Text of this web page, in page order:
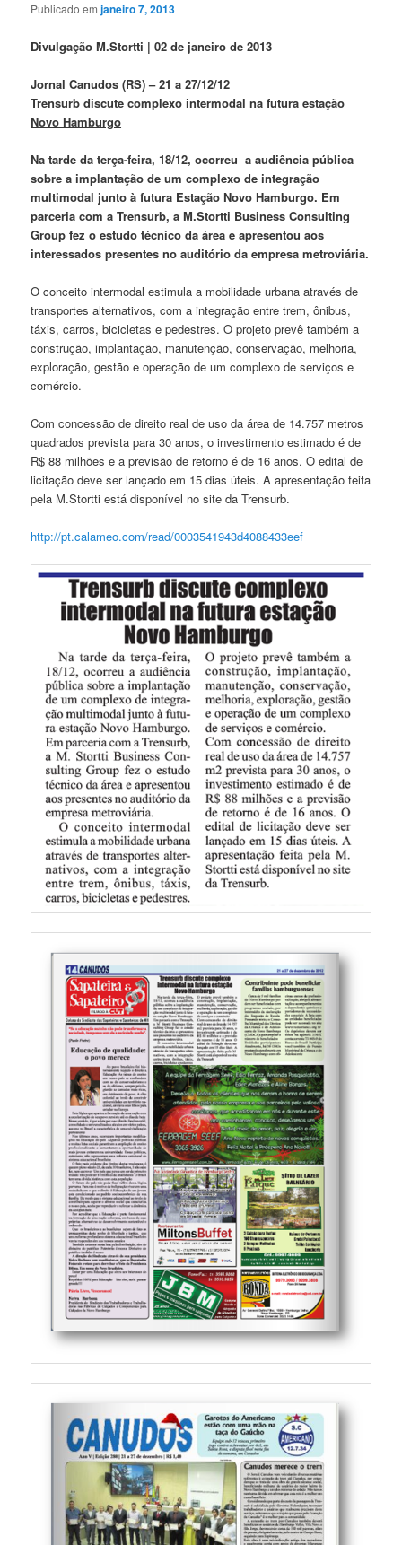
Publicado emjaneiro 7, 2013
Divulgação M.Stortti |02 de janeiro de 2013
Jornal Canudos (RS) – 21 a 27/12/12
Trensurb discute complexo intermodal na futura estação
Novo Hamburgo
Na tarde da terça-feira, 18/12, ocorreu a audiência pública
sobre a implantação de um complexo de integração
multimodal junto à futura Estação Novo Hamburgo. Em
parceria com a Trensurb, a M.Stortti Business Consulting
Group fez o estudo técnico da área e apresentou aos
interessados presentes no auditório da empresa metroviária.
O conceito intermodal estimula a mobilidade urbana através de
transportes alternativos, com a integração entre trem, ônibus,
táxis, carros, bicicletas e pedestres. O projeto prevê também a
construção, implantação, manutenção, conservação, melhoria,
exploração, gestão e operação de um complexo de serviços e
comércio.
Com concessão de direito real de uso da área de 14.757 metros
quadrados prevista para 30 anos, o investimento estimado é de
R$ 88 milhões e a previsão de retorno é de 16 anos. O edital de
licitação deve ser lançado em 15 dias úteis. A apresentação feita
pela M.Stortti está disponível no site da Trensurb.
http://pt.calameo.com/read/0003541943d4088433eef